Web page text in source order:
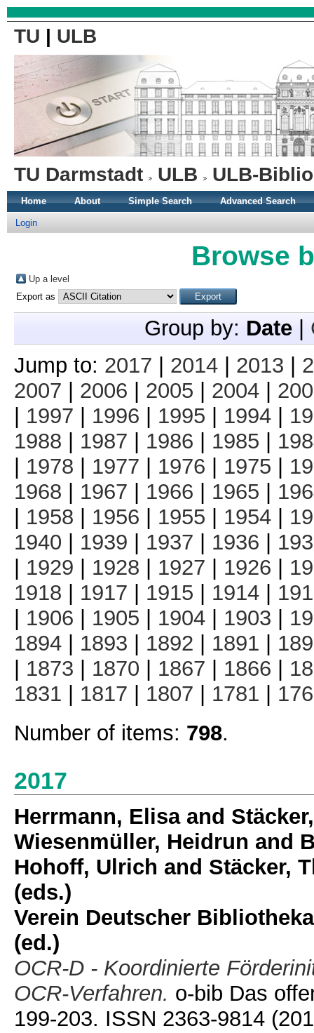
TU | ULB
TU Darmstadt ULB ULB-
Home About Simple Search Advanced Search
Login
Browse
Up a level
Export as
Group by: Date
Jump to: 2017 2014 2013
2007
2006 2005 2004
1997 1996 1995 1994
1988
1987 1986 1985
1978 1977 1976 1975
1968
1967 1966 1965
1958 1956 1955 1954
1940
1939 1937 1936
1929 1928 1927 1926
1918
1917 1915 1914
1906 1905 1904 1903
1894
1893 1892 1891
1873 1870 1867 1866
1831
1817 1807 1781
Number of items: 798.
2017
Herrmann, Elisaand
Wiesenmüller, Heidrun and
Hohoff, Ulrich and Stäcker,
(eds.)
Verein Deutscher
(ed.)
OCR-D - Koordinierte
OCR-Verfahren. o-bib Das
199-203. ISSN 2363-9814